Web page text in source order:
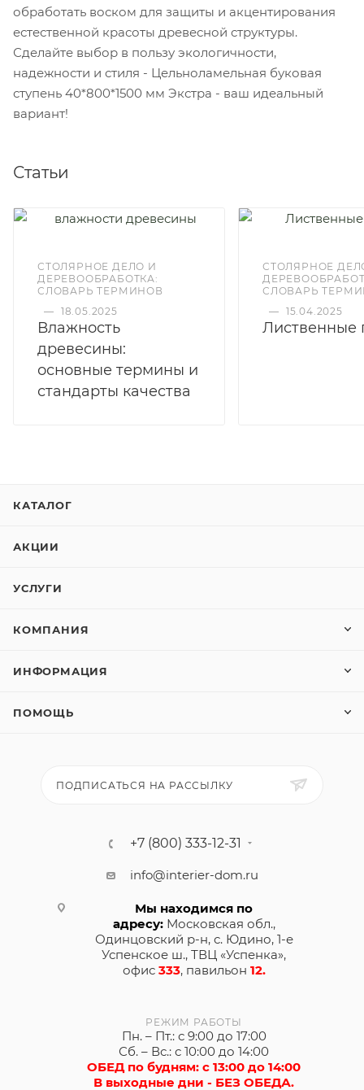
обработать воском для защиты и акцентирования
естественной красоты древесной структуры.
Сделайте выбор в пользу экологичности,
надежности и стиля - Цельноламельная буковая
ступень 40*800*1500 мм Экстра - ваш идеальный
вариант!
Статьи
СТОЛЯРНОЕ ДЕЛО И
ДЕРЕВООБРАБОТКА:
СЛОВАРЬ ТЕРМИНОВ
— 18.05.2025
Влажность
древесины:
основные термины и
стандарты качества
СТОЛЯРНОЕ
СЛОВАРЬ
— 15.04.2025
Лиственные
КАТАЛОГ
АКЦИИ
УСЛУГИ
КОМПАНИЯ
ИНФОРМАЦИЯ
ПОМОЩЬ
ПОДПИСАТЬСЯ НА РАССЫЛКУ
+7 (800) 333-12-31
info@interier-dom.ru
Мы находимся по
адресу:Московская обл.,
Одинцовский р-н, с. Юдино, 1-е
Успенское ш., ТВЦ «Успенка»,
офис 333, павильон 12.
РЕЖИМ РАБОТЫ
Пн. – Пт.: с 9:00 до 17:00
Сб. – Вс.: с 10:00 до 14:00
ОБЕД по будням: с 13:00 до 14:00
В выходные дни - БЕЗ ОБЕДА.